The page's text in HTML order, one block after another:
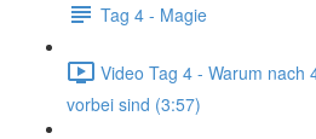
Tag 4 - Magie
Video Tag 4 - Warum nach
vorbei sind (3:57)